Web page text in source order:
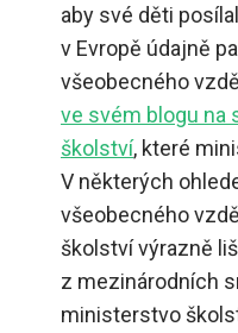
aby své děti
v Evropě údajně
všeobecného
ve svém blogu na
školství, které
V některých
všeobecného
školství výrazně
z mezinárodních
ministerstvo